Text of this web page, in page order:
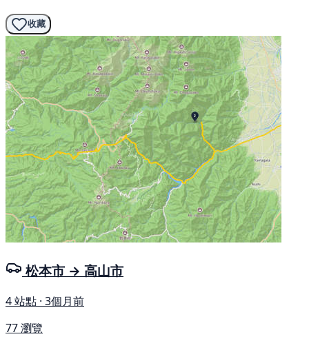
收藏
松本市 → 高山市
4 站點 · 3個月前
77 瀏覽